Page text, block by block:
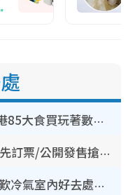
【8月生日優惠2026】全港85大食買玩著數攻略 自助餐/火鍋放題同行免費＋誠品/DONKI送現金券
人夫集團｜Klook套票/優先訂票/公開發售搶飛攻略！附票價.購票連結.場地座位表
香港室內好去處｜逾35大歎冷氣室內好去處推介 室內活動免費避雨無懼落雨